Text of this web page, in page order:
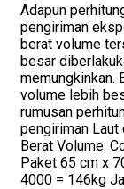
Adapun
pengiriman
berat volume
besar
memungkinkan.
volume lebih
rumusan
pengiriman Laut
Berat Volume.
Paket 65 cm x
4000 = 146kg